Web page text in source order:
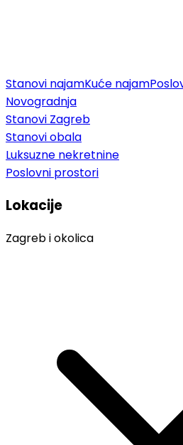
Stanovi najamKuće najam
Novogradnja
Stanovi Zagreb
Stanovi obala
Luksuzne nekretnine
Poslovni prostori
Lokacije
Zagreb i okolica